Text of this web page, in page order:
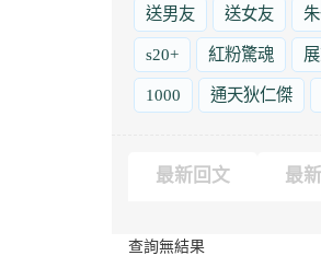
送男友 送女友
s20+ 紅粉驚魂
1000 通天狄仁傑
最新回文 最
查詢無結果